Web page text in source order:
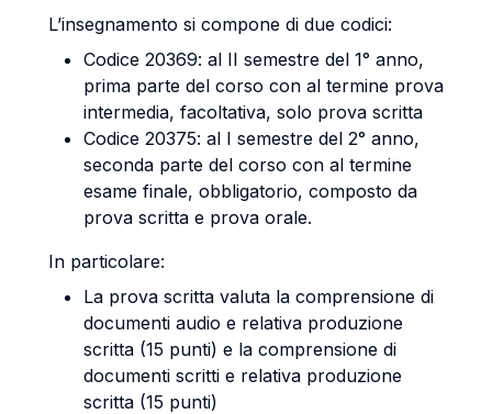
L’insegnamento si compone di due codici:
Codice 20369: al II semestre del 1° anno,
prima parte del corso con al termine prova
intermedia, facoltativa, solo prova scritta
Codice 20375: al I semestre del 2° anno,
seconda parte del corso con al termine
esame finale, obbligatorio, composto da
prova scritta e prova orale.
In particolare:
La prova scritta valuta la comprensione di
documenti audio e relativa produzione
scritta (15 punti) e la comprensione di
documenti scritti e relativa produzione
scritta (15 punti)